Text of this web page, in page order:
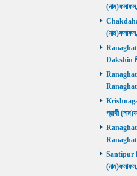
Chakdaha
Ranaghat
Dakshin
Ranaghat
Ranaghat
প্রার্থী
Ranaghat
Ranaghat
Santipur